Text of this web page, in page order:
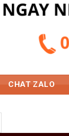
335.000
CHAT ZALO
Imundex